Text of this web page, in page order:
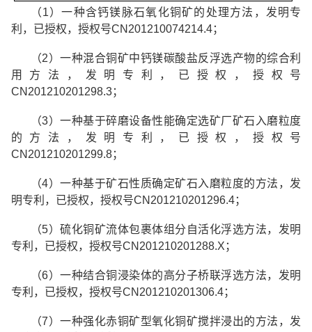
（1）一种含钙镁脉石氧化铜矿的处理方法，发明专
利，已授权，授权号CN201210074214.4；
（2）一种混合铜矿中钙镁碳酸盐反浮选产物的综合利
用方法，发明专利，已授权，授权号
CN201210201298.3；
（3）一种基于碎磨设备性能确定选矿厂矿石入磨粒度
的方法，发明专利，已授权，授权号
CN201210201299.8；
（4）一种基于矿石性质确定矿石入磨粒度的方法，发
明专利，已授权，授权号CN201210201296.4；
（5）硫化铜矿流体包裹体组分自活化浮选方法，发明
专利，已授权，授权号CN201210201288.X ；
（6）一种结合铜浸染体的高分子桥联浮选方法，发明
专利，已授权，授权号CN201210201306.4；
（7）一种强化赤铜矿型氧化铜矿搅拌浸出的方法，发